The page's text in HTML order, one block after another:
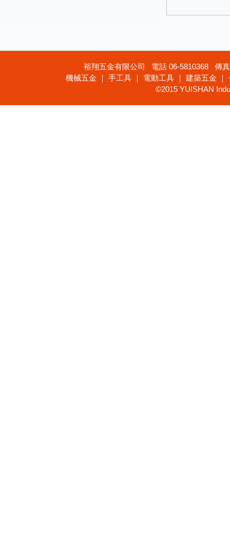
裕翔五金有限公司 電話 06-5810368 傳
機械五金 ｜ 手工具 ｜ 電動工具 ｜ 建築五金
©2015 YUISHAN